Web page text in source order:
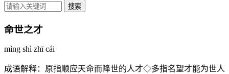
命世之才
mìng shì zhī cái
成语解释： 原指顺应天命而降世的人才◇多指名望才能为世人